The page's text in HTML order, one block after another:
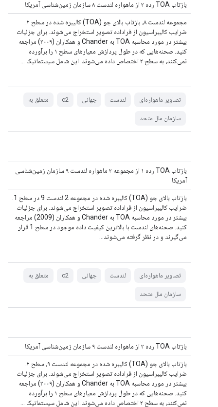
بازتاب TOA رده ۲ از ماهواره لندست ۸ سازمان زمین‌شناسی آمریکا
ضرایب کالیبراسیون از فراداده تصویر استخراج می‌شوند. برای جزئیات
بیشتر در مورد محاسبه TOA به Chander و همکاران (۲۰۰۹) مراجعه
کنید. صحنه‌هایی که در طول پردازش معیارهای سطح ۱ را برآورده
نمی‌کنند، به سطح ۲ اختصاص داده می‌شوند. این شامل سیستماتیک ...
تصاویر ماهواره‌ای لندست جهانی c2 متعلق به
سازمان ملل متحد
بازتاب TOA رده ۱ از مجموعه ۲ ماهواره لندست ۹ سازمان زمین‌شناسی
آمریکا
ضرایب کالیبراسیون از فراداده تصویر استخراج می‌شوند. برای جزئیات
بیشتر در مورد محاسبه TOA به Chander و همکاران (2009) مراجعه
کنید. صحنه‌های لندست با بالاترین کیفیت داده موجود در سطح 1 قرار
می‌گیرند و در نظر گرفته می‌شوند...
تصاویر ماهواره‌ای لندست جهانی c2 متعلق به
سازمان ملل متحد
بازتاب TOA رده ۲ از ماهواره لندست ۹ سازمان زمین‌شناسی آمریکا
ضرایب کالیبراسیون از فراداده تصویر استخراج می‌شوند. برای جزئیات
بیشتر در مورد محاسبه TOA به Chander و همکاران (۲۰۰۹) مراجعه
کنید. صحنه‌هایی که در طول پردازش معیارهای سطح ۱ را برآورده
نمی‌کنند، به سطح ۲ اختصاص داده می‌شوند. این شامل سیستماتیک ...